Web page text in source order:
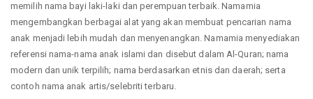
memilih nama bayi laki-laki dan perempuan terbaik. Namamia
mengembangkan berbagai alat yang akan membuat pencarian nama
anak menjadi lebih mudah dan menyenangkan. Namamia menyediakan
referensi nama-nama anak islami dan disebut dalam Al-Quran; nama
modern dan unik terpilih; nama berdasarkan etnis dan daerah; serta
contoh nama anak artis/selebriti terbaru.